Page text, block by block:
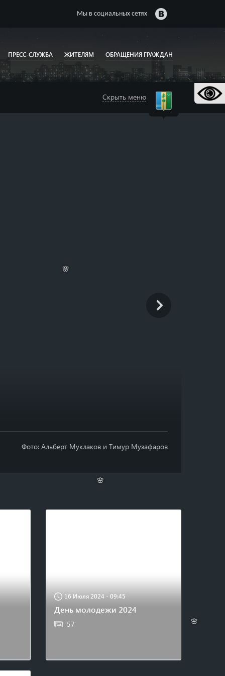
Мы в социальных сетях
ПРЕСС-СЛУЖБА ЖИТЕЛЯМ ОБРАЩЕНИЯ ГРАЖДАН
Скрыть меню
Фото: Альберт Муклаков и Тимур Музафаров
16 Июля 2024 - 09:45
День молодежи 2024
57